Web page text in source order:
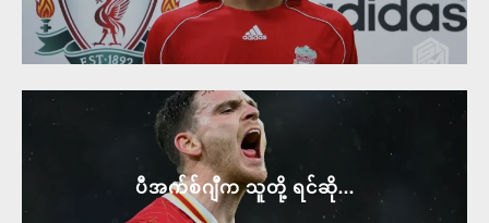
ပီအက်စ်ဂျီက သူတို့ ရင်ဆို...